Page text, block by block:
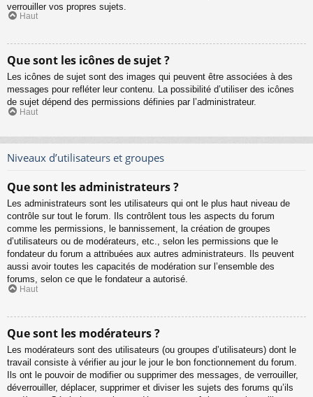
verrouiller vos propres sujets.
Haut
Que sont les icônes de sujet ?
Les icônes de sujet sont des images qui peuvent être associées à des
messages pour refléter leur contenu. La possibilité d’utiliser des icônes
de sujet dépend des permissions définies par l’administrateur.
Haut
Niveaux d’utilisateurs et groupes
Que sont les administrateurs ?
Les administrateurs sont les utilisateurs qui ont le plus haut niveau de
contrôle sur tout le forum. Ils contrôlent tous les aspects du forum
comme les permissions, le bannissement, la création de groupes
d’utilisateurs ou de modérateurs, etc., selon les permissions que le
fondateur du forum a attribuées aux autres administrateurs. Ils peuvent
aussi avoir toutes les capacités de modération sur l’ensemble des
forums, selon ce que le fondateur a autorisé.
Haut
Que sont les modérateurs ?
Les modérateurs sont des utilisateurs (ou groupes d’utilisateurs) dont le
travail consiste à vérifier au jour le jour le bon fonctionnement du forum.
Ils ont le pouvoir de modifier ou supprimer des messages, de verrouiller,
déverrouiller, déplacer, supprimer et diviser les sujets des forums qu’ils